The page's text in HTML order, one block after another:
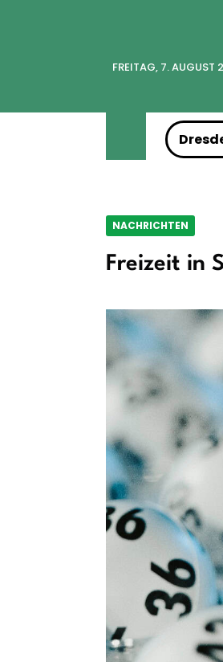
FREITAG, 7. AUGUST
NACHRICHTEN
Freizeit in